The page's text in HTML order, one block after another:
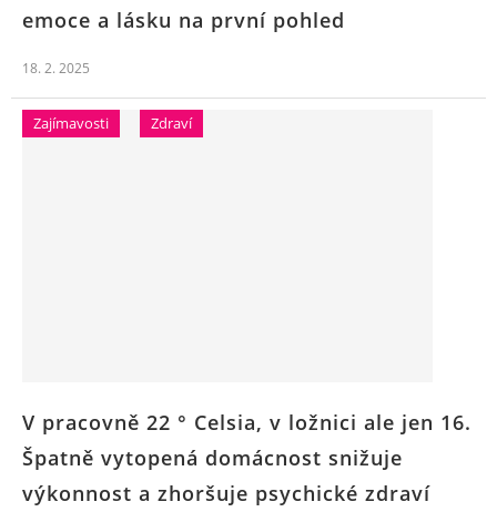
emoce a lásku na první pohled
18. 2. 2025
Zajímavosti Zdraví
V pracovně 22 ° Celsia, v ložnici ale jen 16.
Špatně vytopená domácnost snižuje
výkonnost a zhoršuje psychické zdraví